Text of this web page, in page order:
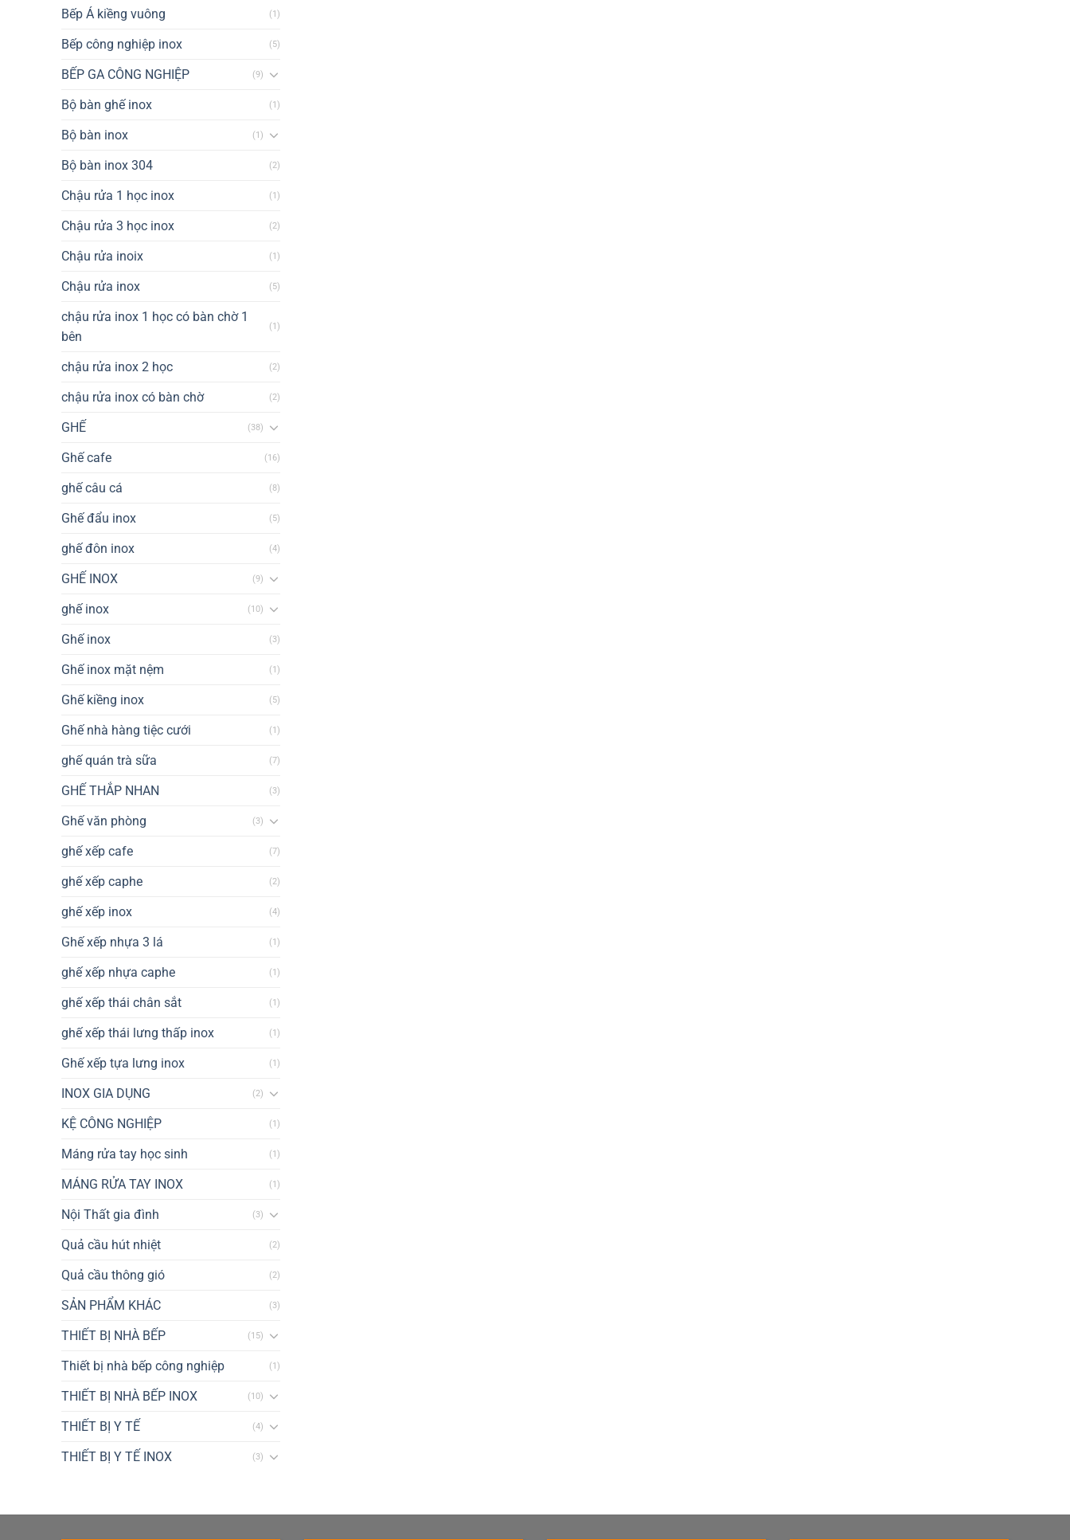
Bếp Á kiềng vuông (1)
Bếp công nghiệp inox (5)
BẾP GA CÔNG NGHIỆP (9)
Bộ bàn ghế inox (1)
Bộ bàn inox (1)
Bộ bàn inox 304 (2)
Chậu rửa 1 học inox (1)
Chậu rửa 3 học inox (2)
Chậu rửa inoix (1)
Chậu rửa inox (5)
chậu rửa inox 1 học có bàn chờ 1
bên
(1)
chậu rửa inox 2 học (2)
chậu rửa inox có bàn chờ (2)
GHẾ (38)
Ghế cafe (16)
ghế câu cá (8)
Ghế đẩu inox (5)
ghế đôn inox (4)
GHẾ INOX (9)
ghế inox (10)
Ghế inox (3)
Ghế inox mặt nệm (1)
Ghế kiềng inox (5)
Ghế nhà hàng tiệc cưới (1)
ghế quán trà sữa (7)
GHẾ THẮP NHAN (3)
Ghế văn phòng (3)
ghế xếp cafe (7)
ghế xếp caphe (2)
ghế xếp inox (4)
Ghế xếp nhựa 3 lá (1)
ghế xếp nhựa caphe (1)
ghế xếp thái chân sắt (1)
ghế xếp thái lưng thấp inox (1)
Ghế xếp tựa lưng inox (1)
INOX GIA DỤNG (2)
KỆ CÔNG NGHIỆP (1)
Máng rửa tay học sinh (1)
MÁNG RỬA TAY INOX (1)
Nội Thất gia đình (3)
Quả cầu hút nhiệt (2)
Quả cầu thông gió (2)
SẢN PHẨM KHÁC (3)
THIẾT BỊ NHÀ BẾP (15)
Thiết bị nhà bếp công nghiệp (1)
THIẾT BỊ NHÀ BẾP INOX (10)
THIẾT BỊ Y TẾ (4)
THIẾT BỊ Y TẾ INOX (3)